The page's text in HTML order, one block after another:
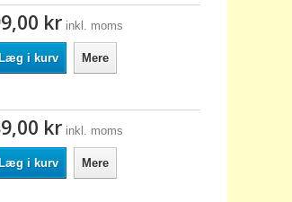
kr inkl. moms
Læg i kurv Mere
kr inkl. moms
Læg i kurv Mere